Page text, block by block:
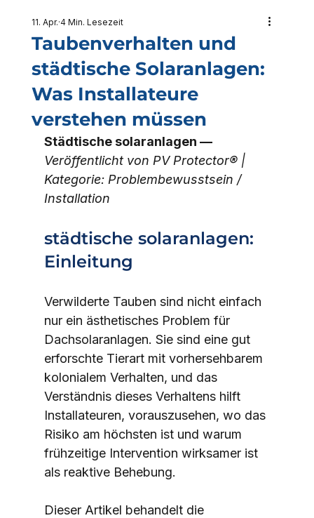
Taubenverhalten und
städtische Solaranlagen:
Was Installateure
verstehen müssen
11. Apr. 4 Min. Lesezeit
Städtische solaranlagen —
Veröffentlicht von PV Protector® |
Kategorie: Problembewusstsein /
Installation
städtische solaranlagen:
Einleitung
Verwilderte Tauben sind nicht einfach
nur ein ästhetisches Problem für
Dachsolaranlagen. Sie sind eine gut
erforschte Tierart mit vorhersehbarem
kolonialem Verhalten, und das
Verständnis dieses Verhaltens hilft
Installateuren, vorauszusehen, wo das
Risiko am höchsten ist und warum
frühzeitige Intervention wirksamer ist
als reaktive Behebung.
Dieser Artikel behandelt die